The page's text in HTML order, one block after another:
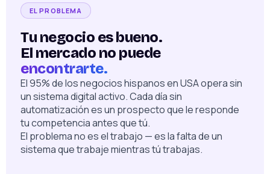
EL PROBLEMA
Tu negocio es bueno.
El mercado no puede
encontrarte.
El 95% de los negocios hispanos en USA opera sin
un sistema digital activo. Cada día sin
automatización es un prospecto que le responde
tu competencia antes que tú.
El problema no es el trabajo — es la falta de un
sistema que trabaje mientras tú trabajas.